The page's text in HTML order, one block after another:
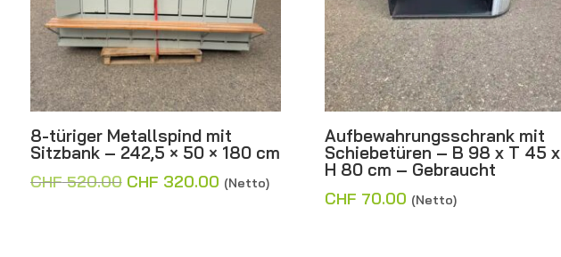
8-türiger Metallspind mit
Sitzbank – 242,5 × 50 × 180 cm
CHF520.00 Ursprünglicher
CHF 320.00Aktueller
(Netto)
Aufbewahrungsschrank mit
Schiebetüren – B 98 x T 45 x
H 80 cm – Gebraucht
CHF 70.00 (Netto)